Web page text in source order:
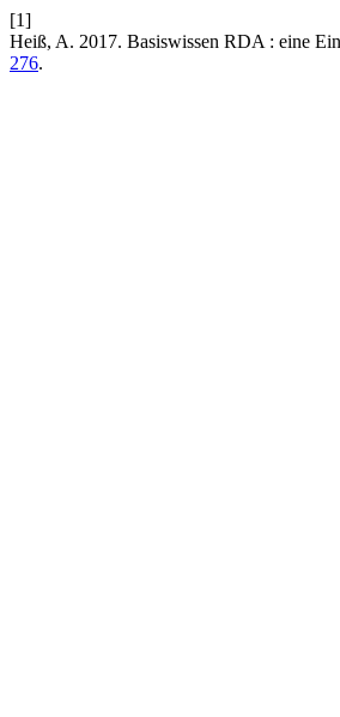
[1]
Heiß, A. 2017. Basiswissen RDA : eine
276.